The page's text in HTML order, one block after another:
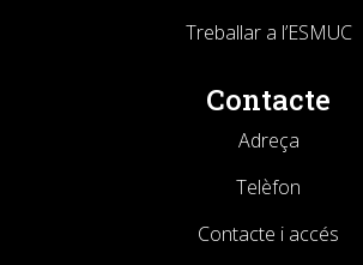
Treballar a l’ESMUC
Contacte
Adreça
Telèfon
Contacte i accés